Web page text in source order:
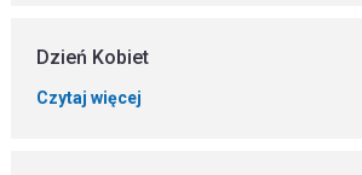
Dzień Kobiet
Czytaj więcej